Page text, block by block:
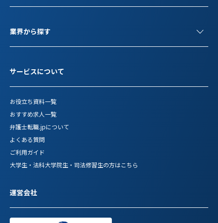
業界から探す
サービスについて
お役立ち資料一覧
おすすめ求人一覧
弁護士転職.jpについて
よくある質問
ご利用ガイド
大学生・法科大学院生・司法修習生の方はこちら
運営会社